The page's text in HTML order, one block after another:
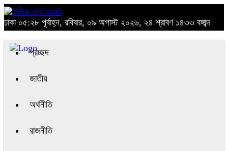
ঢাকা ০৫:২৮ পূর্বাহ্ন, রবিবার, ০৯ অগাস্ট ২০২৬, ২৪ শ্রাবণ ১৪৩৩ বঙ্গাব্দ
প্রচ্ছদ
জাতীয়
অর্থনীতি
রাজনীতি